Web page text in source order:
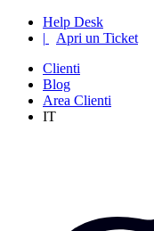
Help Desk
|
Apri un Ticket
Clienti
Blog
Area Clienti
IT